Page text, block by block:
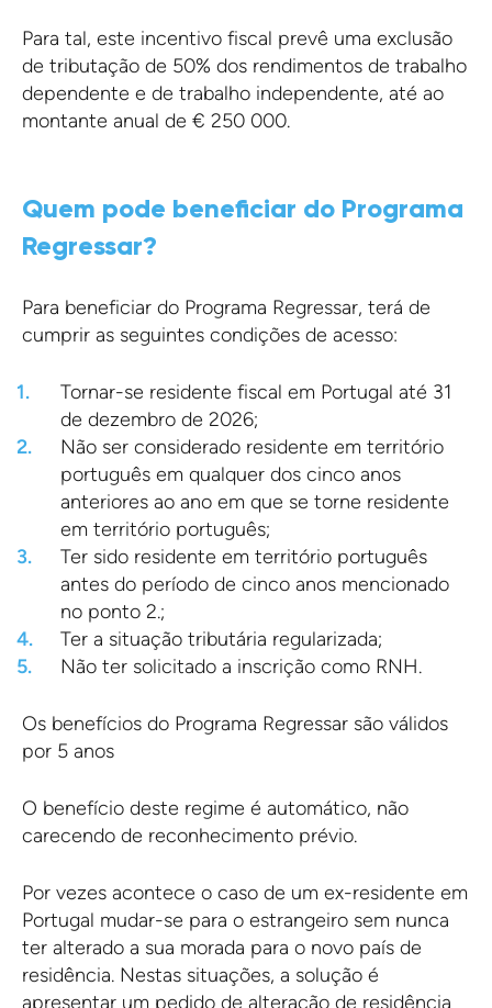
Para tal, este incentivo fiscal prevê uma exclusão
de tributação de 50% dos rendimentos de trabalho
dependente e de trabalho independente, até ao
montante anual de € 250 000.
Quem pode beneficiar do Programa
Regressar?
Para beneficiar do Programa Regressar, terá de
cumprir as seguintes condições de acesso:
Tornar-se residente fiscal em Portugal até 31
de dezembro de 2026;
Não ser considerado residente em território
português em qualquer dos cinco anos
anteriores ao ano em que se torne residente
em território português;
Ter sido residente em território português
antes do período de cinco anos mencionado
no ponto 2.;
Ter a situação tributária regularizada;
Não ter solicitado a inscrição como RNH.
Os benefícios do Programa Regressar são válidos
por 5 anos
O benefício deste regime é automático, não
carecendo de reconhecimento prévio.
Por vezes acontece o caso de um ex-residente em
Portugal mudar-se para o estrangeiro sem nunca
ter alterado a sua morada para o novo país de
residência. Nestas situações, a solução é
apresentar um pedido de alteração de residência